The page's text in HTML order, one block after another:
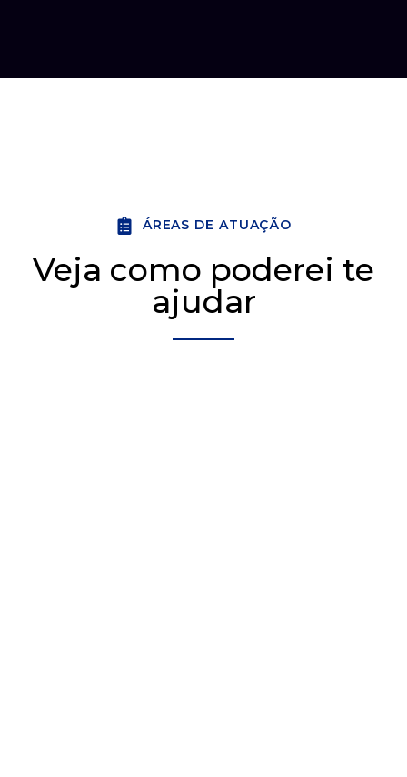
ÁREAS DE ATUAÇÃO
Veja como poderei te
ajudar